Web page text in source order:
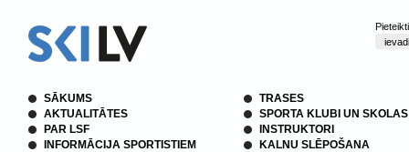
SĀKUMS
AKTUALITĀTES
PAR LSF
INFORMĀCIJA SPORTISTIEM
TRASES
SPORTA KLUBI UN SKOLAS
INSTRUKTORI
KALNU SLĒPOŠANA